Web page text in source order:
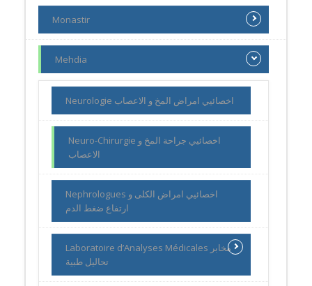
Monastir
Mehdia
Neurologie اخصائيي امراض المخ و الاعصاب
Neuro-Chirurgie اخصائيي جراحة المخ و
الاعصاب
Nephrologues اخصائيي امراض الكلى و
ارتفاع ضغط الدم
Laboratoire d’Analyses Médicales مخابر
تحاليل طبية